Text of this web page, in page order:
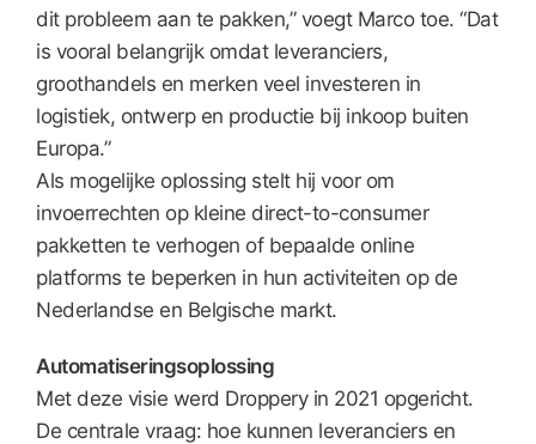
dit probleem aan te pakken,” voegt Marco toe. “Dat
is vooral belangrijk omdat leveranciers,
groothandels en merken veel investeren in
logistiek, ontwerp en productie bij inkoop buiten
Europa.”
Als mogelijke oplossing stelt hij voor om
invoerrechten op kleine direct-to-consumer
pakketten te verhogen of bepaalde online
platforms te beperken in hun activiteiten op de
Nederlandse en Belgische markt.
Automatiseringsoplossing
Met deze visie werd Droppery in 2021 opgericht.
De centrale vraag: hoe kunnen leveranciers en